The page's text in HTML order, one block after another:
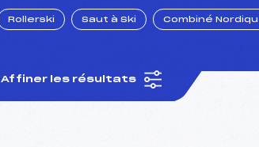
Rollerski Saut à Ski Combiné
Affiner les résultats